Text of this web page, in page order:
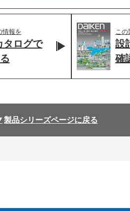
情報を
タログで
こ
設
確
製品シリーズページに戻る